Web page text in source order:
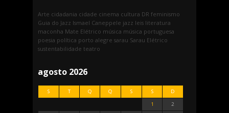
Arte cidadania cidade cinema cultura DR feminismo
Guia do Jazz Ismael Caneppele jazz leis literatura
maconha Mate Elétrico música música portuguesa
poesia política porto alegre sarau Sarau Elétrico
sustentabilidade teatro
agosto 2026
S T Q Q S S
D
1
2